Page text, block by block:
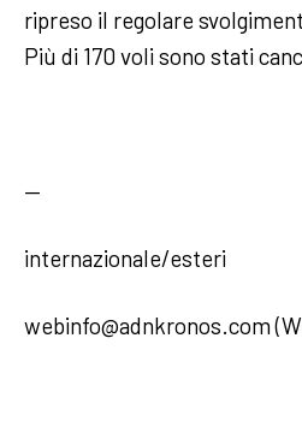
ripreso il regolare
Più di 170 voli sono stati
—
internazionale/esteri
webinfo@adnkronos.com